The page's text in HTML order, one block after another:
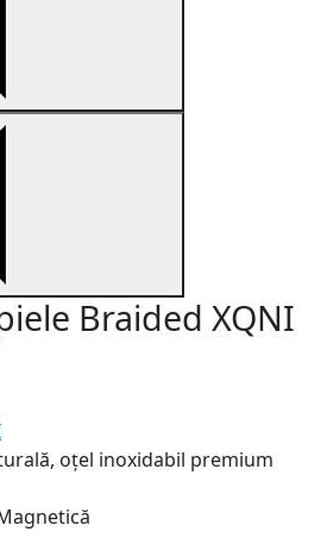
Braided XQNI
oțel inoxidabil premium